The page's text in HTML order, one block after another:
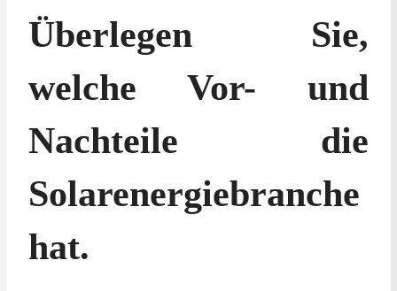
Überlegen Sie,
welche Vor- und
Nachteile die
Solarenergiebranche
hat.